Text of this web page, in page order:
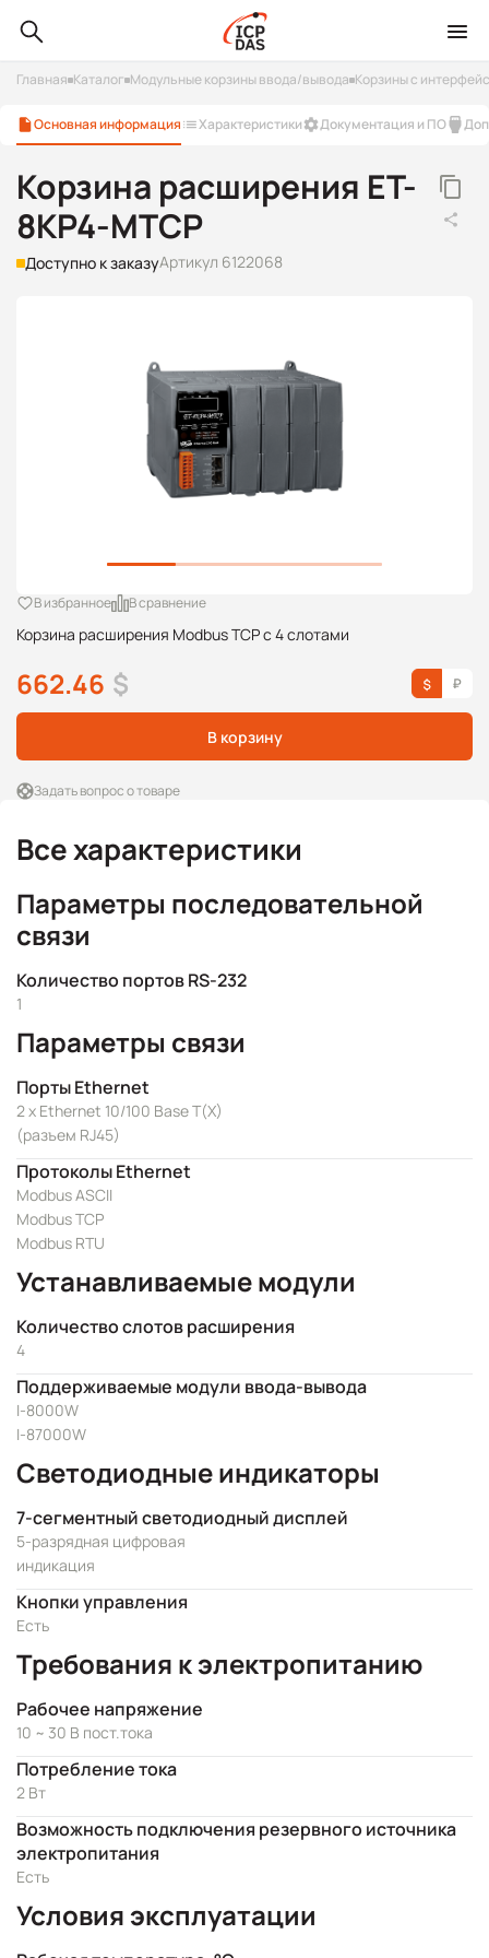
Главная Каталог Модульные корзины ввода/вывода Корзины с
Основная информация Характеристики Документация и ПО
Корзина расширения ET-
8KP4-MTCP
Доступно к заказуАртикул 6122068
Корзина расширения Modbus TCP с 4 слотами
В избранное В сравнение
662.46 $
В корзину
Задать вопрос о товаре
Все характеристики
Параметры последовательной
связи
Количество портов RS-232
1
Параметры связи
Порты Ethernet
2 x Ethernet 10/100 Base T(X)
(разъем RJ45)
Протоколы Ethernet
Modbus ASCII
Modbus TCP
Modbus RTU
Устанавливаемые модули
Количество слотов расширения
4
Поддерживаемые модули ввода-вывода
I-8000W
I-87000W
Светодиодные индикаторы
7-сегментный светодиодный дисплей
5-разрядная цифровая
индикация
Кнопки управления
Есть
Требования к электропитанию
Рабочее напряжение
10 ~ 30 В пост.тока
Потребление тока
2 Вт
Возможность подключения резервного источника
электропитания
Есть
Условия эксплуатации